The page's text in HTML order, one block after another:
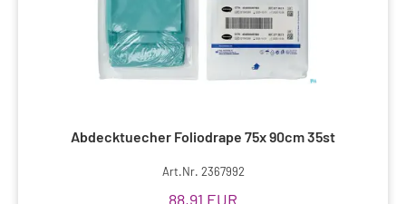
Abdecktuecher Foliodrape 75x 90cm 35st
Art.Nr. 2367992
88,91 EUR